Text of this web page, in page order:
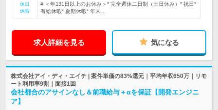
休日
休暇
# ＜年131日以上のお休み＞* 完全週休二日制（土日休み）* 祝日*
有給休暇* 夏期休暇* 年末…
求人詳細を見る 気になる
株式会社アイ・ディ・エイチ | 案件単価の83%還元｜平均年収650万｜リモ
ート利用率9割｜面接1回
会社都合のアサインなし＆前職給与＋αを保証【開発エンジニ
ア】